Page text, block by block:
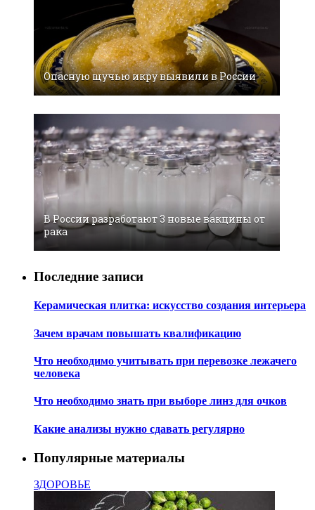
Опасную щучью икру выявили в России
В России разработают 3 новые вакцины от
рака
Последние записи
Керамическая плитка: искусство создания интерьера
Зачем врачам повышать квалификацию
Что необходимо учитывать при перевозке лежачего
человека
Что необходимо знать при выборе линз для очков
Какие анализы нужно сдавать регулярно
Популярные материалы
ЗДОРОВЬЕ